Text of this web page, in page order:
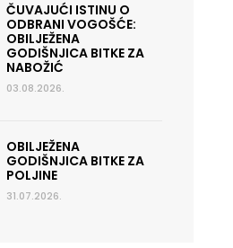
ČUVAJUĆI ISTINU O
ODBRANI VOGOŠĆE:
OBILJEŽENA
GODIŠNJICA BITKE ZA
NABOŽIĆ
03.08.2026.
OBILJEŽENA
GODIŠNJICA BITKE ZA
POLJINE
31.07.2026.